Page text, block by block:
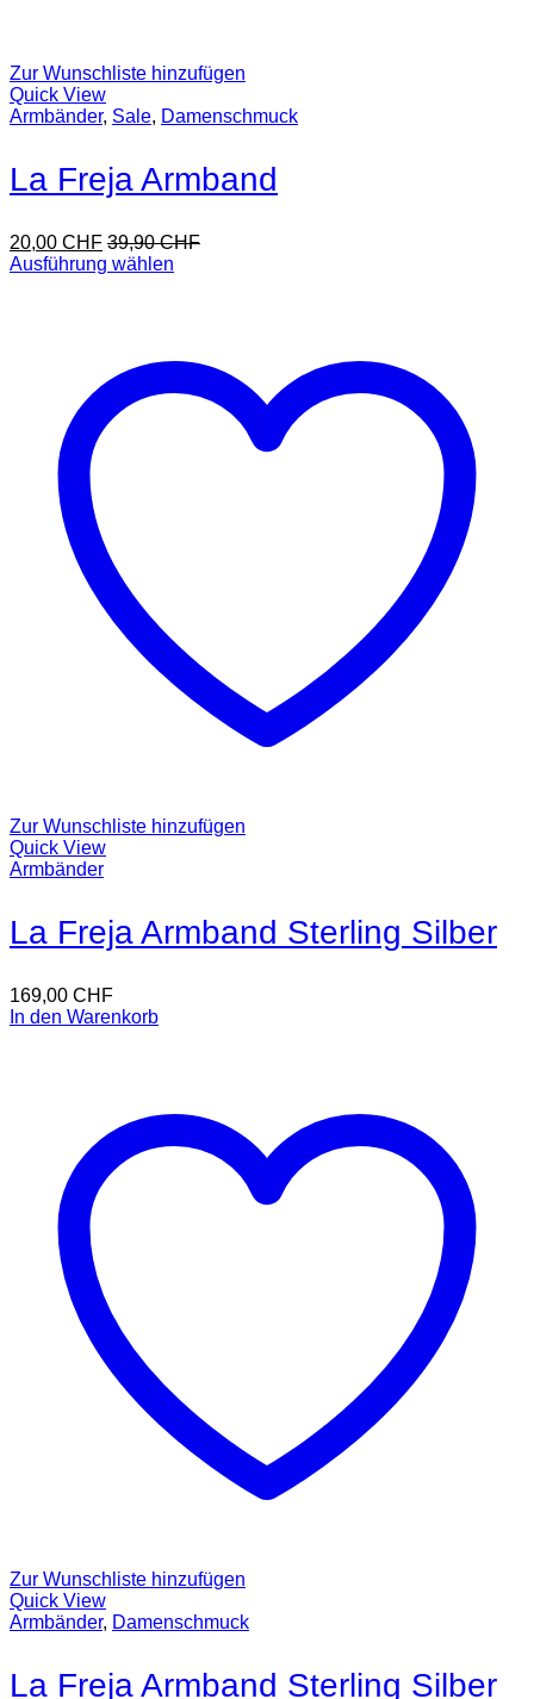
Zur Wunschliste hinzufügen
Quick View
Armbänder, Sale, Damenschmuck
La Freja Armband
20,00 CHF 39,90CHF
Ausführung wählen
Zur Wunschliste hinzufügen
Quick View
Armbänder
La Freja Armband Sterling Silber
169,00 CHF
In den Warenkorb
Zur Wunschliste hinzufügen
Quick View
Armbänder, Damenschmuck
La Freja Armband Sterling Silber